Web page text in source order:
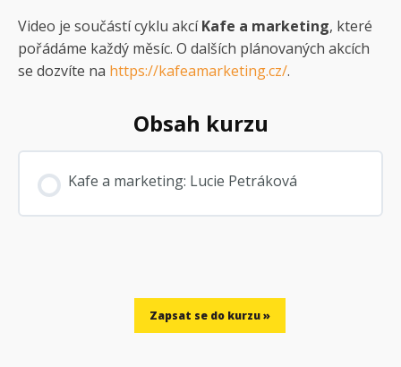
Video je součástí cyklu akcíKafe a marketing, které
pořádáme každý měsíc. O dalších plánovaných akcích
se dozvíte na https://kafeamarketing.cz/.
Obsah kurzu
Kafe a marketing: Lucie Petráková